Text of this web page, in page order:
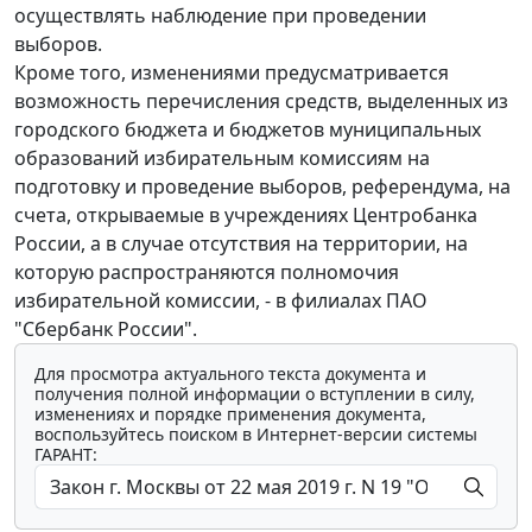
осуществлять наблюдение при проведении
выборов.
Кроме того, изменениями предусматривается
возможность перечисления средств, выделенных из
городского бюджета и бюджетов муниципальных
образований избирательным комиссиям на
подготовку и проведение выборов, референдума, на
счета, открываемые в учреждениях Центробанка
России, а в случае отсутствия на территории, на
которую распространяются полномочия
избирательной комиссии, - в филиалах ПАО
"Сбербанк России".
Для просмотра актуального текста документа и
получения полной информации о вступлении в силу,
изменениях и порядке применения документа,
воспользуйтесь поиском в Интернет-версии системы
ГАРАНТ: